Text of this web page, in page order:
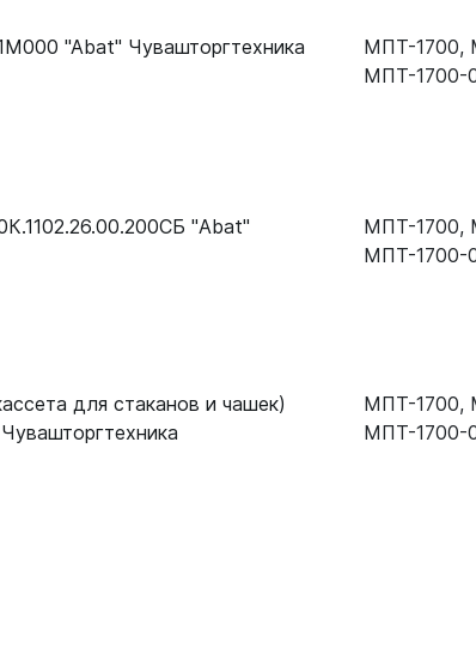
"Abat" Чувашторгтехника
МПТ-1700,
МПТ-1700-
"Abat"
МПТ-1700,
МПТ-1700-
для стаканов и чашек)
МПТ-1700,
МПТ-1700-